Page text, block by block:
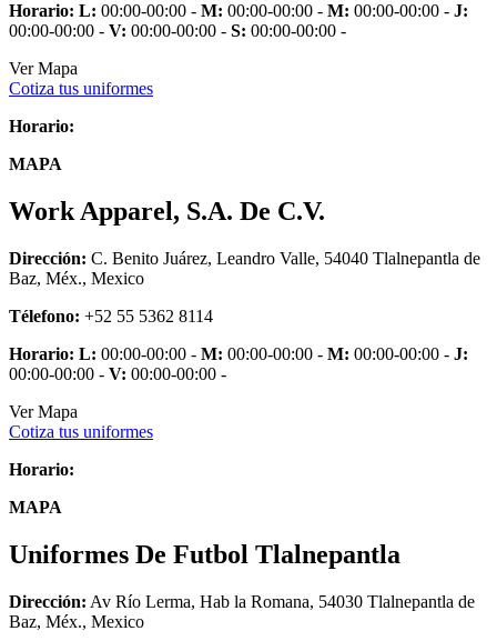
Horario: L: 00:00-00:00 - M: 00:00-00:00 - M: 00:00-00:00 - J:
00:00-00:00 - V: 00:00-00:00 - S: 00:00-00:00 -
Ver Mapa
Cotiza tus uniformes
Horario:
MAPA
Work Apparel, S.A. De C.V.
Dirección: C. Benito Juárez, Leandro Valle, 54040 Tlalnepantla de
Baz, Méx., Mexico
Télefono: +52 55 5362 8114
Horario: L: 00:00-00:00 - M: 00:00-00:00 - M: 00:00-00:00 - J:
00:00-00:00 - V: 00:00-00:00 -
Ver Mapa
Cotiza tus uniformes
Horario:
MAPA
Uniformes De Futbol Tlalnepantla
Dirección: Av Río Lerma, Hab la Romana, 54030 Tlalnepantla de
Baz, Méx., Mexico